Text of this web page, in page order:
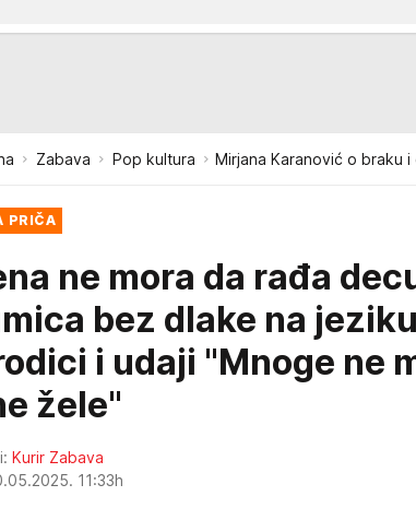
Zabava Pop kultura Mirjana Karanović o braku i
PRIČA
ne mora da rađa
bez dlake na
i udaji "Mnoge ne
žele"
Kurir Zabava
11:33h